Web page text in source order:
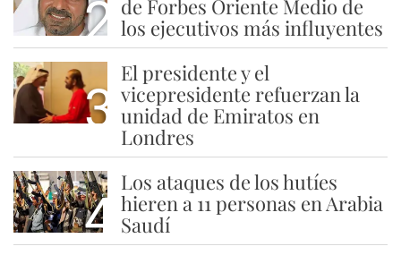
2 de Forbes Oriente Medio de
los ejecutivos más influyentes
3
El presidente y el
vicepresidente refuerzan la
unidad de Emiratos en
Londres
4
Los ataques de los hutíes
hieren a 11 personas en Arabia
Saudí